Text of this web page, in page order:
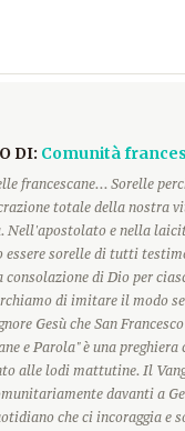
DI: Comunità
francescane... Sorelle
totale della nostra
Nell'apostolato e nella
essere sorelle di tutti
consolazione di Dio per
di imitare il modo
Gesù che San
e Parola" è una
alle lodi mattutine. Il
davanti a
che ci incoraggia e